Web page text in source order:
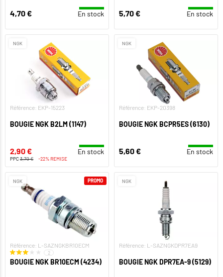
4,70 € En stock 5,70 € En stock
NGK
Référence: EKP-15223
BOUGIE NGK B2LM (1147)
2,90 € En stock
PPC3,70 € -22% REMISE
NGK
Référence: EKP-20398
BOUGIE NGK BCPR5ES (6130)
5,60 € En stock
NGK
Référence: L-SAZNGKBR10ECM
2
BOUGIE NGK BR10ECM (4234)
PROMO NGK
Référence: L-SAZNGKDPR7EA9
BOUGIE NGK DPR7EA-9 (5129)